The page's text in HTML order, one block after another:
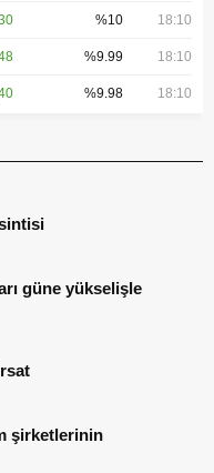
%10 18:10
%9.99 18:10
%9.98 18:10
güne yükselişle
şirketlerinin